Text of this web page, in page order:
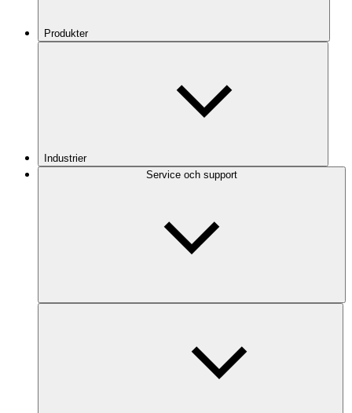
Produkter
Industrier
Service och support